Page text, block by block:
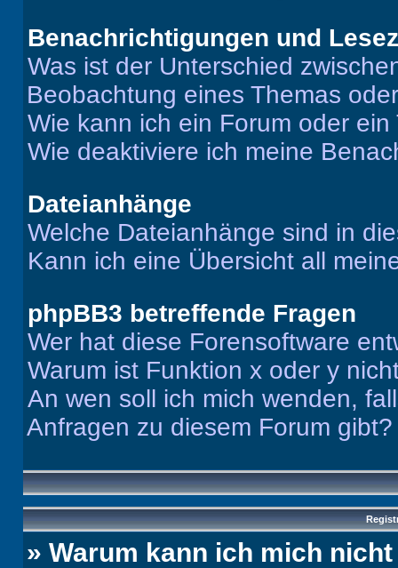
Benachrichtigungen und
Was ist der Unterschied
Beobachtung eines Themas
Wie kann ich ein Forum oder
Wie deaktiviere ich meine
Dateianhänge
Welche Dateianhänge sind in
Kann ich eine Übersicht all
phpBB3 betreffende Fragen
Wer hat diese Forensoftware
Warum ist Funktion x oder y
An wen soll ich mich wenden,
Anfragen zu diesem Forum gibt?
» Warum kann ich mich